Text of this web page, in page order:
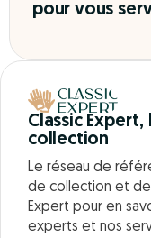
pour vous
Classic
collection
Le réseau de
de collection et de
Expert pour en
experts et nos